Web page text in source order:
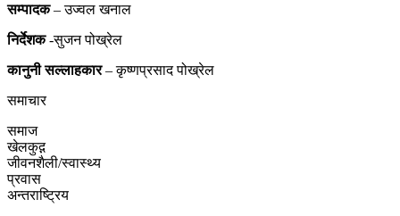
सम्पादक– उज्वल खनाल
निर्देशक-सुजन पोख्रेल
कानुनी सल्लाहकार– कृष्णप्रसाद पोख्रेल
समाचार
समाज
खेलकुद़़
जीवनशैली/स्वास्थ्य
प्रवास
अन्तराष्ट्रिय